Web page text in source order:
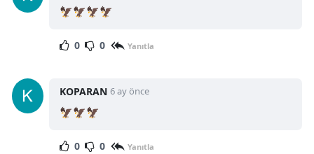
🦅🦅🦅🦅
0 0 Yanıtla
KOPARAN 6 ay önce
🦅🦅🦅
0 0 Yanıtla